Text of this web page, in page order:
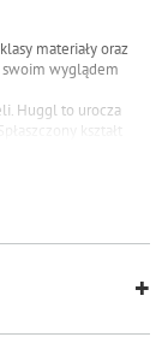
materiały oraz
wyglądem
Huggl to urocza
kształt
dołu trwałym